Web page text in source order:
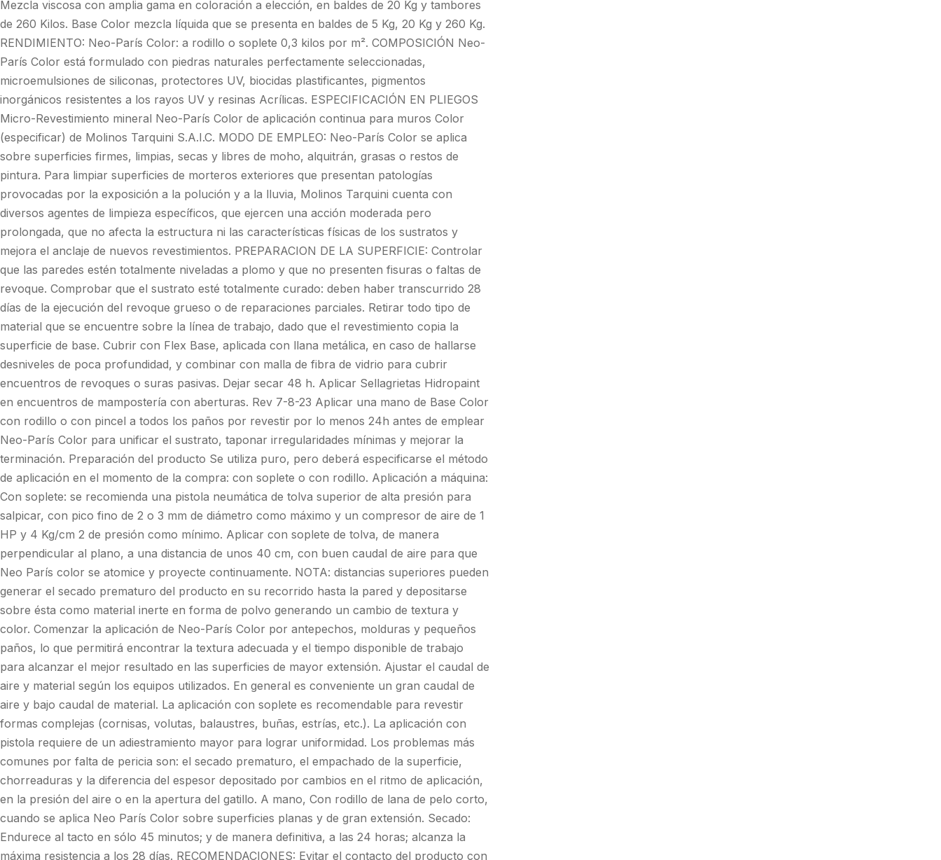
Mezcla viscosa con amplia gama en coloración a elección, en baldes de 20 Kg y tambores
de 260 Kilos. Base Color mezcla líquida que se presenta en baldes de 5 Kg, 20 Kg y 260 Kg.
RENDIMIENTO: Neo-París Color: a rodillo o soplete 0,3 kilos por m². COMPOSICIÓN Neo-
París Color está formulado con piedras naturales perfectamente seleccionadas,
microemulsiones de siliconas, protectores UV, biocidas plastificantes, pigmentos
inorgánicos resistentes a los rayos UV y resinas Acrílicas. ESPECIFICACIÓN EN PLIEGOS
Micro-Revestimiento mineral Neo-París Color de aplicación continua para muros Color
(especificar) de Molinos Tarquini S.A.I.C. MODO DE EMPLEO: Neo-París Color se aplica
sobre superficies firmes, limpias, secas y libres de moho, alquitrán, grasas o restos de
pintura. Para limpiar superficies de morteros exteriores que presentan patologías
provocadas por la exposición a la polución y a la lluvia, Molinos Tarquini cuenta con
diversos agentes de limpieza específicos, que ejercen una acción moderada pero
prolongada, que no afecta la estructura ni las características físicas de los sustratos y
mejora el anclaje de nuevos revestimientos. PREPARACION DE LA SUPERFICIE: Controlar
que las paredes estén totalmente niveladas a plomo y que no presenten fisuras o faltas de
revoque. Comprobar que el sustrato esté totalmente curado: deben haber transcurrido 28
días de la ejecución del revoque grueso o de reparaciones parciales. Retirar todo tipo de
material que se encuentre sobre la línea de trabajo, dado que el revestimiento copia la
superficie de base. Cubrir con Flex Base, aplicada con llana metálica, en caso de hallarse
desniveles de poca profundidad, y combinar con malla de fibra de vidrio para cubrir
encuentros de revoques o suras pasivas. Dejar secar 48 h. Aplicar Sellagrietas Hidropaint
en encuentros de mampostería con aberturas. Rev 7-8-23 Aplicar una mano de Base Color
con rodillo o con pincel a todos los paños por revestir por lo menos 24h antes de emplear
Neo-París Color para unificar el sustrato, taponar irregularidades mínimas y mejorar la
terminación. Preparación del producto Se utiliza puro, pero deberá especificarse el método
de aplicación en el momento de la compra: con soplete o con rodillo. Aplicación a máquina:
Con soplete: se recomienda una pistola neumática de tolva superior de alta presión para
salpicar, con pico fino de 2 o 3 mm de diámetro como máximo y un compresor de aire de 1
HP y 4 Kg/cm 2 de presión como mínimo. Aplicar con soplete de tolva, de manera
perpendicular al plano, a una distancia de unos 40 cm, con buen caudal de aire para que
Neo París color se atomice y proyecte continuamente. NOTA: distancias superiores pueden
generar el secado prematuro del producto en su recorrido hasta la pared y depositarse
sobre ésta como material inerte en forma de polvo generando un cambio de textura y
color. Comenzar la aplicación de Neo-París Color por antepechos, molduras y pequeños
paños, lo que permitirá encontrar la textura adecuada y el tiempo disponible de trabajo
para alcanzar el mejor resultado en las superficies de mayor extensión. Ajustar el caudal de
aire y material según los equipos utilizados. En general es conveniente un gran caudal de
aire y bajo caudal de material. La aplicación con soplete es recomendable para revestir
formas complejas (cornisas, volutas, balaustres, buñas, estrías, etc.). La aplicación con
pistola requiere de un adiestramiento mayor para lograr uniformidad. Los problemas más
comunes por falta de pericia son: el secado prematuro, el empachado de la superficie,
chorreaduras y la diferencia del espesor depositado por cambios en el ritmo de aplicación,
en la presión del aire o en la apertura del gatillo. A mano, Con rodillo de lana de pelo corto,
cuando se aplica Neo París Color sobre superficies planas y de gran extensión. Secado:
Endurece al tacto en sólo 45 minutos; y de manera definitiva, a las 24 horas; alcanza la
máxima resistencia a los 28 días. RECOMENDACIONES: Evitar el contacto del producto con